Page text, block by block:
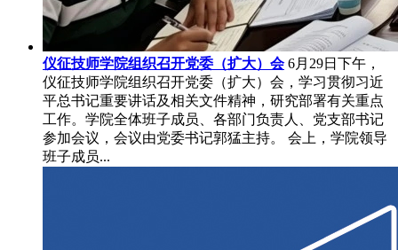
仪征技师学院组织召开党委（扩大）会 6月29日下午，
仪征技师学院组织召开党委（扩大）会，学习贯彻习近
平总书记重要讲话及相关文件精神，研究部署有关重点
工作。学院全体班子成员、各部门负责人、党支部书记
参加会议，会议由党委书记郭猛主持。 会上，学院领导
班子成员...